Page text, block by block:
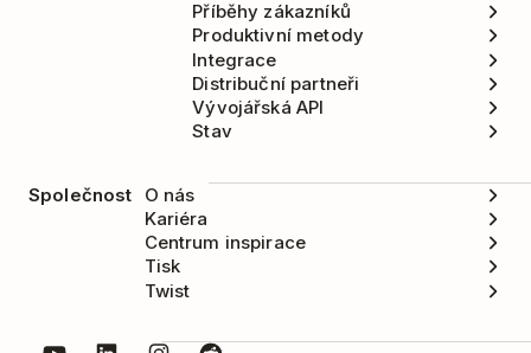
Příběhy zákazníků
Produktivní metody
Integrace
Distribuční partneři
Vývojářská API
Stav
Společnost
O nás
Kariéra
Centrum inspirace
Tisk
Twist